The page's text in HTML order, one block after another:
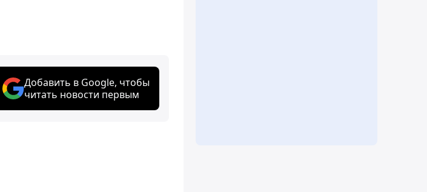
Добавить в Google, чтобы
читать новости первым